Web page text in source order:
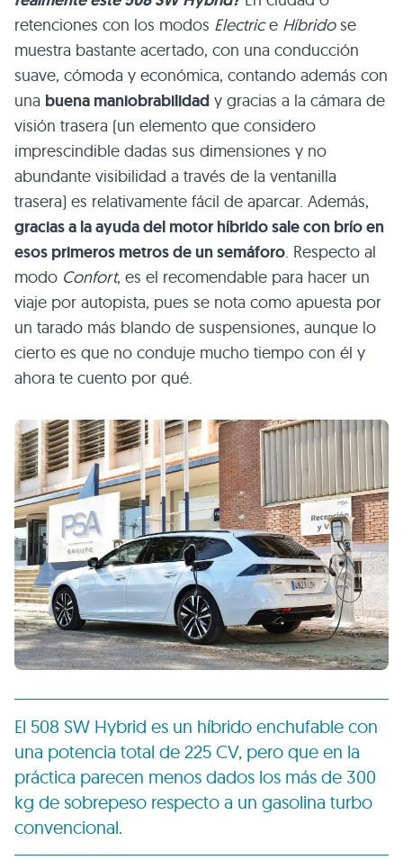
retenciones con los modos Electrice Híbridose
muestra bastante acertado, con una conducción
suave, cómoda y económica, contando además con
una buena maniobrabilidad y gracias a la cámara de
visión trasera (un elemento que considero
imprescindible dadas sus dimensiones y no
abundante visibilidad a través de la ventanilla
trasera) es relativamente fácil de aparcar. Además,
gracias a la ayuda del motor híbrido sale con brío en
esos primeros metros de un semáforo. Respecto al
modo Confort, es el recomendable para hacer un
viaje por autopista, pues se nota como apuesta por
un tarado más blando de suspensiones, aunque lo
cierto es que no conduje mucho tiempo con él y
ahora te cuento por qué.
El 508 SW Hybrid es un híbrido enchufable con
una potencia total de 225 CV, pero que en la
práctica parecen menos dados los más de 300
kg de sobrepeso respecto a un gasolina turbo
convencional.